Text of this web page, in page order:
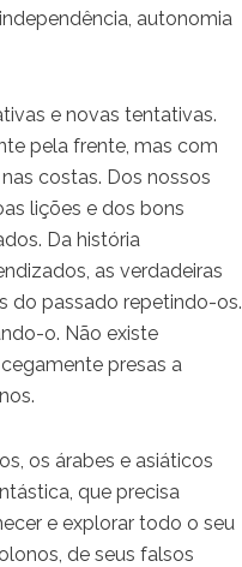
autonomia
e novas tentativas.
pela frente, mas com
costas. Dos nossos
lições e dos bons
Da história
as verdadeiras
do passado repetindo-os.
o. Não existe
presas a
os árabes e asiáticos
que precisa
e explorar todo o seu
de seus falsos